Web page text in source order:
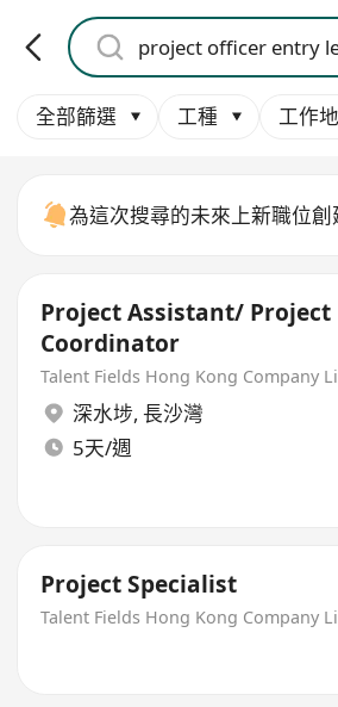
全部篩選 工種 工作
為這次搜尋的未來上新職位創
Project Assistant/ Project
Coordinator
Talent Fields Hong Kong Company
深水埗, 長沙灣
5天/週
Project Specialist
Talent Fields Hong Kong Company